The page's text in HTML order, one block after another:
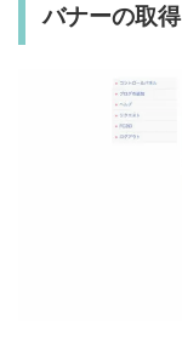
バナーの取得